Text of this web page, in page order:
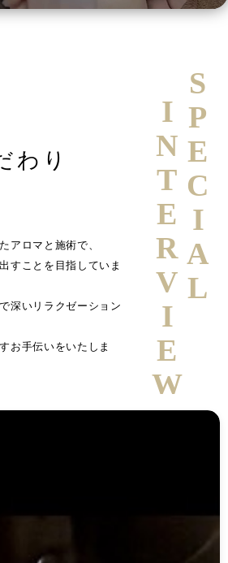
わり
アロマと施術で、
すことを目指していま
深いリラクゼーション
お手伝いをいたしま
SPECIAL
INTERVIEW